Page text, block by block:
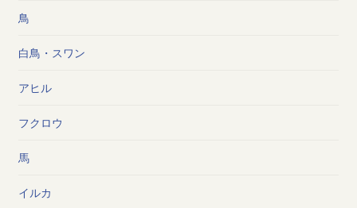
鳥
白鳥・スワン
アヒル
フクロウ
馬
イルカ